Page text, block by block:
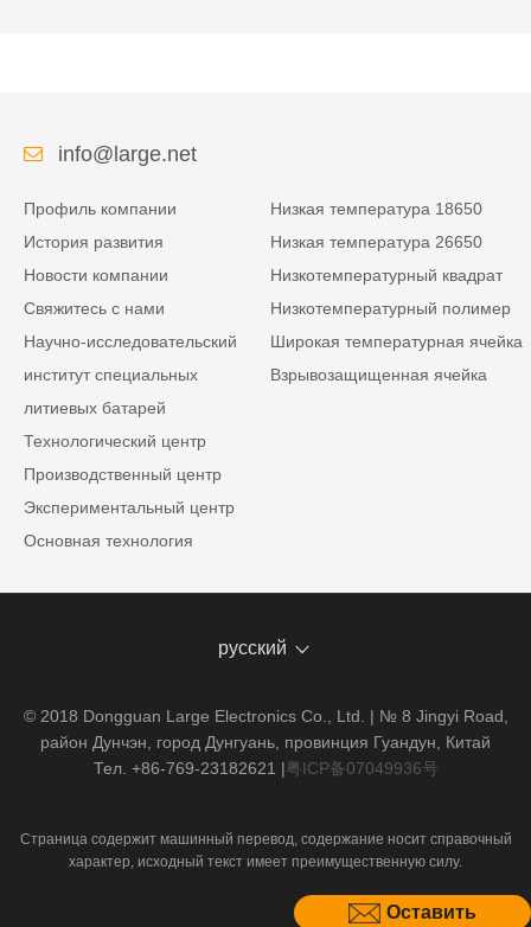
Оставить
info@large.net
Профиль компании
История развития
Новости компании
Свяжитесь с нами
Научно-исследовательский
институт специальных
литиевых батарей
Технологический центр
Производственный центр
Экспериментальный центр
Основная технология
Низкая температура 18650
Низкая температура 26650
Низкотемпературный квадрат
Низкотемпературный полимер
Широкая температурная ячейка
Взрывозащищенная ячейка
русский
© 2018 Dongguan Large Electronics Co., Ltd. | № 8 Jingyi Road,
район Дунчэн, город Дунгуань, провинция Гуандун, Китай
Тел. +86-769-23182621 |粤ICP备07049936号
Страница содержит машинный перевод, содержание носит справочный
характер, исходный текст имеет преимущественную силу.